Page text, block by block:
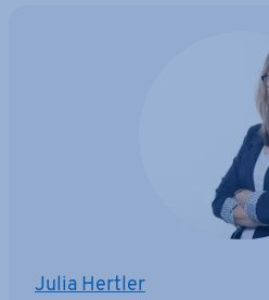
Julia Hertler